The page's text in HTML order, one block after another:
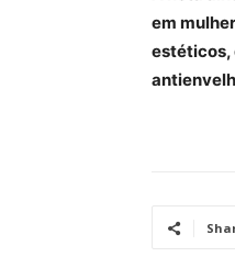
em
estéticos,